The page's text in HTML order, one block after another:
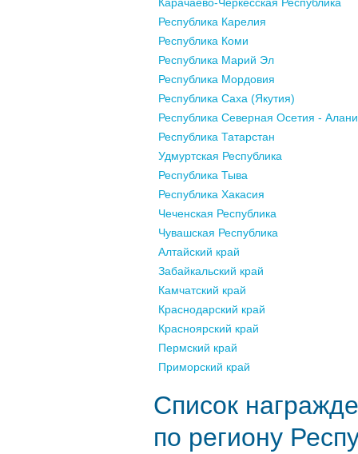
Карачаево-Черкесская Республика
Республика Карелия
Республика Коми
Республика Марий Эл
Республика Мордовия
Республика Саха (Якутия)
Республика Северная Осетия -
Республика Татарстан
Удмуртская Республика
Республика Тыва
Республика Хакасия
Чеченская Республика
Чувашская Республика
Алтайский край
Забайкальский край
Камчатский край
Краснодарский край
Красноярский край
Пермский край
Приморский край
Список
по региону